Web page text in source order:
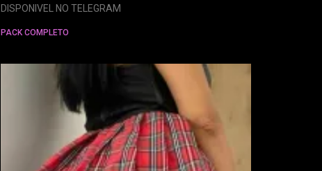
DISPONIVEL NO TELEGRAM
PACK COMPLETO